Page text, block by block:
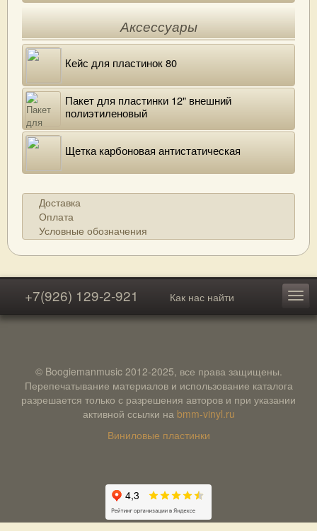
Аксессуары
Кейс для пластинок 80
Пакет для пластинки 12" внешний
полиэтиленовый
Щетка карбоновая антистатическая
Доставка
Оплата
Условные обозначения
+7(926) 129-2-921 Как нас найти
© Boogiemanmusic 2012-2025, все права защищены.
Перепечатывание материалов и использование каталога
разрешается только с разрешения авторов и при указании
активной ссылки на bmm-vinyl.ru
Виниловые пластинки